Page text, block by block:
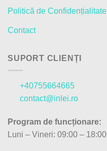
Politică de Confidențialitate
Contact
SUPORT CLIENȚI
+40755664665
contact@inlei.ro
Program de funcționare:
Luni – Vineri: 09:00 – 18:00